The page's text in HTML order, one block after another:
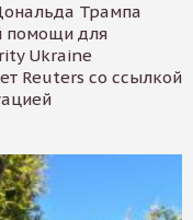
Трампа
помощи для
Ukraine
Reuters со ссылкой